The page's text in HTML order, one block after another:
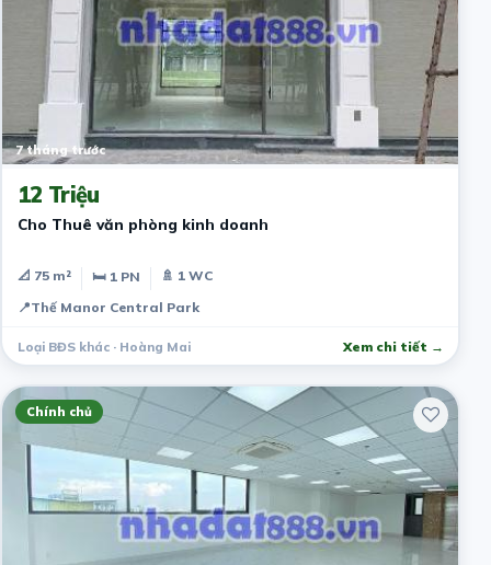
7 tháng trước
12 Triệu
Cho Thuê văn phòng kinh doanh
📐 75 m² 🛏 1 PN
🚿 1 WC
📍Thế Manor Central Park
Loại BĐS khác · Hoàng Mai Xem chi tiết →
Chính chủ